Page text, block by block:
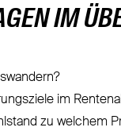
IM
im
zu welchem